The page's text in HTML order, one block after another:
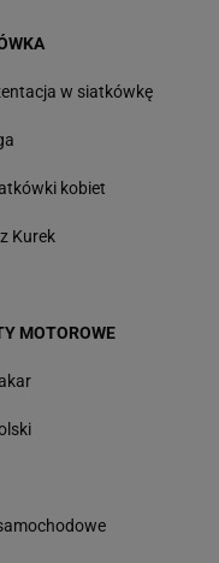
w siatkówkę
kobiet
Kurek
MOTOROWE